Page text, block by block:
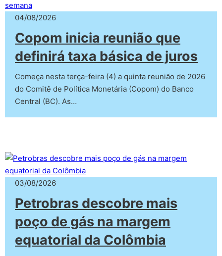
04/08/2026
Copom inicia reunião que
definirá taxa básica de juros
Começa nesta terça-feira (4) a quinta reunião de 2026
do Comitê de Política Monetária (Copom) do Banco
Central (BC). As…
03/08/2026
Petrobras descobre mais
poço de gás na margem
equatorial da Colômbia